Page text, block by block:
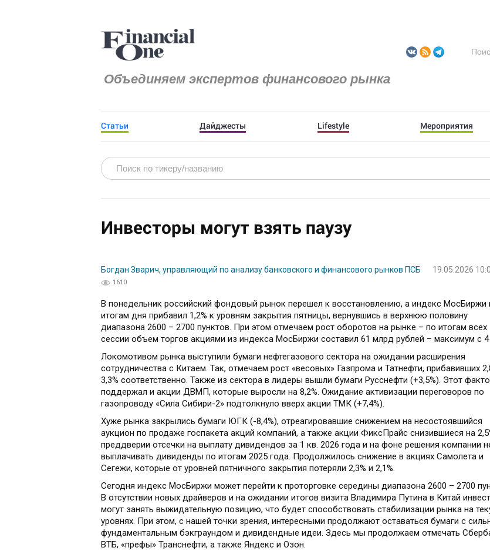
Объединяем экспертов финансового рынка
Статьи Дайджесты Lifestyle Мероприятия
Инвесторы могут взять паузу
Богдан Зварич, управляющий по анализу банковского и финансового рынков ПСБ 19.05.2026
1610
В понедельник российский фондовый рынок перешел к восстановлению, а индекс МосБиржи
итогам дня прибавил 1,2% к уровням закрытия пятницы, вернувшись в верхнюю половину
диапазона 2600 – 2700 пунктов. При этом отмечаем рост оборотов на рынке – по итогам всех
сессии объем торгов акциями из индекса МосБиржи составил 61 млрд рублей – максимум с
Локомотивом рынка выступили бумаги нефтегазового сектора на ожидании расширения
сотрудничества с Китаем. Так, отмечаем рост «весовых» Газпрома и Татнефти, прибавивших
3,3% соответственно. Также из сектора в лидеры вышли бумаги Русснефти (+3,5%). Этот
поддержал и акции ДВМП, которые выросли на 8,2%. Ожидание активизации переговоров по
газопроводу «Сила Сибири-2» подтолкнуло вверх акции ТМК (+7,4%).
Хуже рынка закрылись бумаги ЮГК (-8,4%), отреагировавшие снижением на несостоявшийся
аукцион по продаже госпакета акций компаний, а также акции ФиксПрайс снизившиеся на
преддверии отсечки на выплату дивидендов за 1 кв. 2026 года и на фоне решения компании
выплачивать дивиденды по итогам 2025 года. Продолжилось снижение в акциях Самолета и
Сегежи, которые от уровней пятничного закрытия потеряли 2,3% и 2,1%.
Сегодня индекс МосБиржи может перейти к проторговке середины диапазона 2600 – 2700
В отсутствии новых драйверов и на ожидании итогов визита Владимира Путина в Китай
могут занять выжидательную позицию, что будет способствовать стабилизации рынка на
уровнях. При этом, с нашей точки зрения, интересными продолжают оставаться бумаги с
фундаментальным бэкграундом и дивидендные идеи. Здесь мы продолжаем отмечать
ВТБ, «префы» Транснефти, а также Яндекс и Озон.